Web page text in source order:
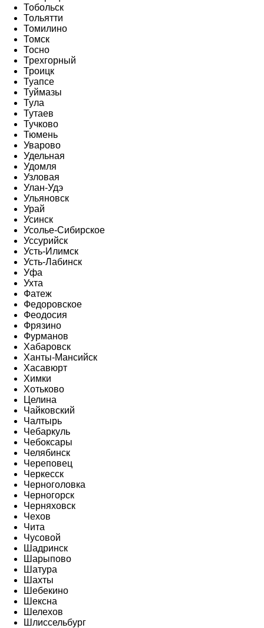
Тобольск
Тольятти
Томилино
Томск
Тосно
Трехгорный
Троицк
Туапсе
Туймазы
Тула
Тутаев
Тучково
Тюмень
Уварово
Удельная
Удомля
Узловая
Улан-Удэ
Ульяновск
Урай
Усинск
Усолье-Сибирское
Уссурийск
Усть-Илимск
Усть-Лабинск
Уфа
Ухта
Фатеж
Федоровское
Феодосия
Фрязино
Фурманов
Хабаровск
Ханты-Мансийск
Хасавюрт
Химки
Хотьково
Целина
Чайковский
Чалтырь
Чебаркуль
Чебоксары
Челябинск
Череповец
Черкесск
Черноголовка
Черногорск
Черняховск
Чехов
Чита
Чусовой
Шадринск
Шарыпово
Шатура
Шахты
Шебекино
Шексна
Шелехов
Шлиссельбург